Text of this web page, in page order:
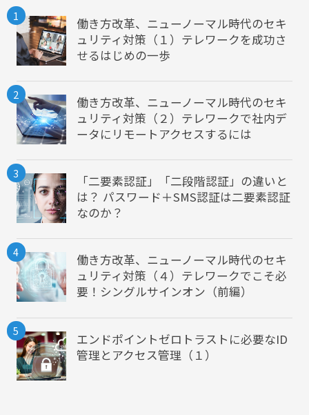
1
働き方改革、ニューノーマル時代のセキ
ュリティ対策（１）テレワークを成功さ
せるはじめの一歩
2
働き方改革、ニューノーマル時代のセキ
ュリティ対策（２）テレワークで社内デ
ータにリモートアクセスするには
3
「二要素認証」「二段階認証」の違いと
は？ パスワード＋SMS認証は二要素認証
なのか？
4
働き方改革、ニューノーマル時代のセキ
ュリティ対策（４）テレワークでこそ必
要！シングルサインオン（前編）
5
エンドポイントゼロトラストに必要なID
管理とアクセス管理（１）